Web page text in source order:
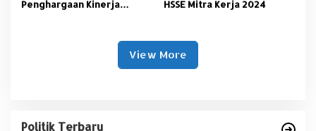
Penghargaan Kinerja
HSSE Mitra Kerja 2024
View More
Politik Terbaru